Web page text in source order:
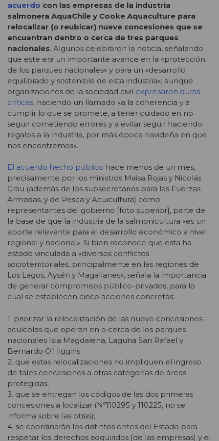
acuerdo con las empresas de la industria
salmonera AquaChile y Cooke Aquaculture para
relocalizar (o reubicar) nueve concesiones que se
encuentran dentro o cerca de tres parques
nacionales. Algunos celebraron la noticia, señalando
que este era un importante avance en la «protección
de los parques nacionales» y para un «desarrollo
equilibrado y sostenible de esta industria»; aunque
organizaciones de la sociedad civil expresaron duras
críticas, haciendo un llamado «a la coherencia y a
cumplir lo que se promete, a tener cuidado en no
seguir cometiendo errores y a evitar seguir haciendo
regalos a la industria, por más época navideña en que
nos encontremos».
El acuerdo hecho público hace menos de un mes,
precisamente por los ministros Maisa Rojas y Nicolás
Grau (además de los subsecretarios para las Fuerzas
Armadas, y de Pesca y Acuicultura) como
representantes del gobierno [foto superior], parte de
la base de que la industria de la salmonicultura «es un
aporte relevante para el desarrollo económico a nivel
regional y nacional». Si bien reconoce que esta ha
estado vinculada a «diversos conflictos
socioterritoriales, principalmente en las regiones de
Los Lagos, Aysén y Magallanes», señala la importancia
de generar compromisos público-privados, para lo
cual se establecen cinco acciones concretas:
1. priorizar la relocalización de las nueve concesiones
acuícolas que operan en o cerca de los parques
nacionales Isla Magdalena, Laguna San Rafael y
Bernardo O’Higgins;
2. que estas relocalizaciones no impliquen el ingreso
de tales concesiones a otras categorías de áreas
protegidas;
3. que se entregan los códigos de las dos primeras
concesiones a localizar (Nº110295 y 110225, no se
informa sobre las otras);
4. se coordinarán los distintos entes del Estado para
respetar los derechos adquiridos [de las empresas] y el